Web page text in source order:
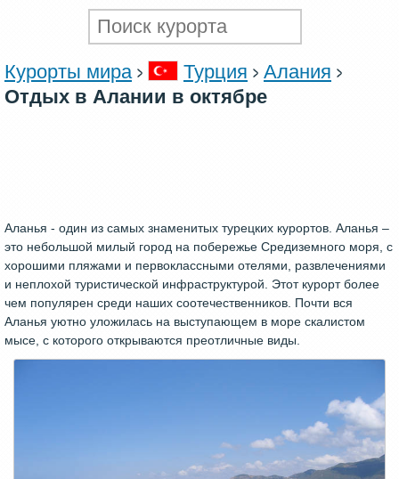
Курорты мира Турция
Алания
Отдых в Алании в октябре
Аланья - один из самых знаменитых турецких курортов. Аланья –
это небольшой милый город на побережье Средиземного моря, с
хорошими пляжами и первоклассными отелями, развлечениями
и неплохой туристической инфраструктурой. Этот курорт более
чем популярен среди наших соотечественников. Почти вся
Аланья уютно уложилась на выступающем в море скалистом
мысе, с которого открываются преотличные виды.